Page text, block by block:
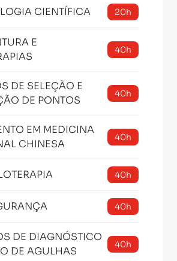
CIENTÍFICA 20h
E
40h
DE SELEÇÃO E
DE PONTOS
40h
EM MEDICINA
CHINESA
40h
40h
40h
DE DIAGNÓSTICO
DE AGULHAS
40h